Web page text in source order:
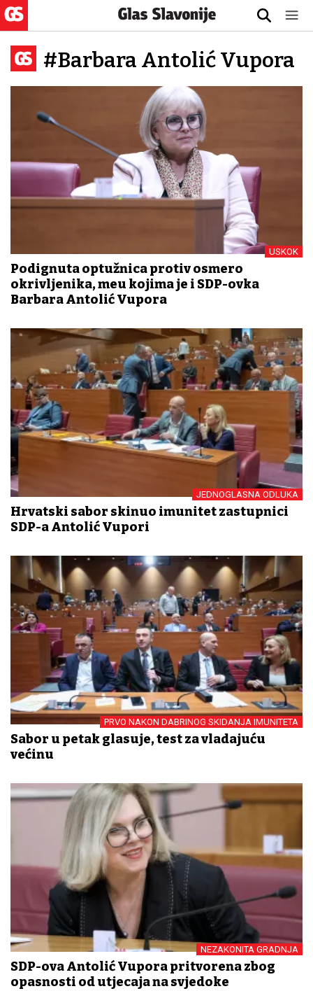
#Barbara Antolić Vupora
USKOK
Podignuta optužnica protiv osmero
okrivljenika, među kojima je i SDP-ovka
Barbara Antolić Vupora
JEDNOGLASNA ODLUKA
Hrvatski sabor skinuo imunitet zastupnici
SDP-a Antolić Vupori
PRVO NAKON DABRINOG SKIDANJA IMUNITETA
Sabor u petak glasuje, test za vladajuću
većinu
NEZAKONITA GRADNJA
SDP-ova Antolić Vupora pritvorena zbog
opasnosti od utjecaja na svjedoke